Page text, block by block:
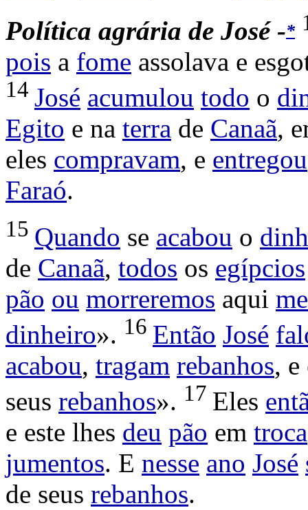
Política agrária de José -*
pois a fome assolava e
14 José acumulou todo o
Egito e na terra de Canaã,
eles compravam, e entregou
Faraó.
15 Quando se acabou o
de Canaã, todos os egípcios
pão ou morreremos aqui
dinheiro». 16 Então José
acabou, tragam rebanhos,
seus rebanhos». 17 Eles
e este lhes deu pão em troca
jumentos. E nesse ano José
de seus rebanhos.